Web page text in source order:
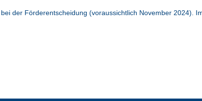
der Förderentscheidung (voraussichtlich November 2024).